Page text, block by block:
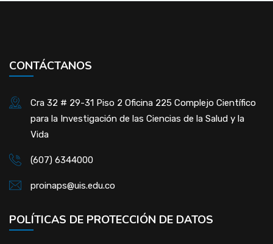
CONTÁCTANOS
Cra 32 # 29-31 Piso 2 Oficina 225 Complejo Científico
para la Investigación de las Ciencias de la Salud y la
Vida
(607) 6344000
proinaps@uis.edu.co
POLÍTICAS DE PROTECCIÓN DE DATOS